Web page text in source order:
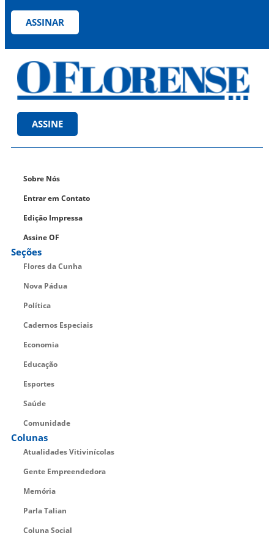
ASSINAR
ASSINE
Sobre Nós
Entrar em Contato
Edição Impressa
Assine OF
Seções
Flores da Cunha
Nova Pádua
Política
Cadernos Especiais
Economia
Educação
Esportes
Saúde
Comunidade
Colunas
Atualidades Vitivinícolas
Gente Empreendedora
Memória
Parla Talian
Coluna Social